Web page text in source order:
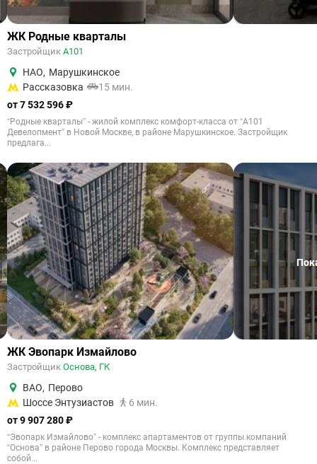
ЖК Родные кварталы
Застройщик А101
НАО, Марушкинское
Рассказовка
15 мин.
от 7 532 596 ₽
“Родные кварталы” - жилой комплекс комфорт-класса от “А101
Девелопмент” в Новой Москве, в районе Марушкинское. Застройщик
предлага...
ЖК Эвопарк Измайлово
Застройщик Основа, ГК
ВАО, Перово
Шоссе Энтузиастов
6 мин.
от 9 907 280 ₽
“Эвопарк Измайлово” - комплекс апартаментов от группы компаний
“Основа” в районе Перово города Москвы. Комплекс представляет
собой...